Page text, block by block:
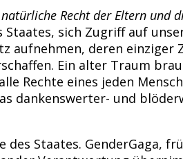
Recht der Eltern und
sich Zugriff auf
aufnehmen, deren einziger
Ein alter Traum
Rechte eines jeden
dankenswerter- und
des Staates. GenderGaga,